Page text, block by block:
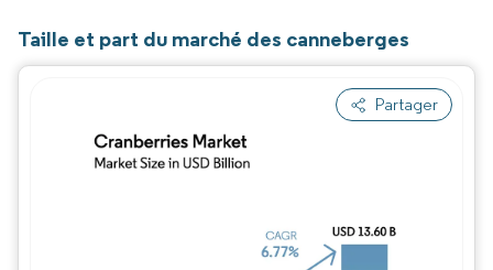
Taille et part du marché des canneberges
Partager